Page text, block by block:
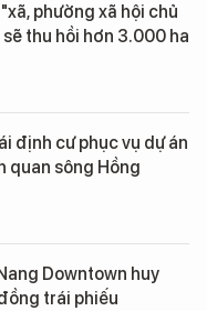
phường xã hội chủ
sẽ thu hồi hơn 3.000 ha
định cư phục vụ dự án
quan sông Hồng
Downtown huy
trái phiếu